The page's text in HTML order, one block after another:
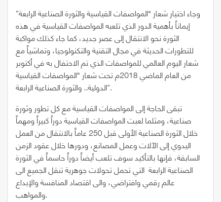
وجاء اختيار شعار “المواصفات القياسية والثورة الصناعية الرابعة”
إيماناً بأهمية الدور الذي تلعبه المواصفات القياسية في هذه
الثورة نحو الانتقال إلى عصر جديد، كما جاء كذلك مواكبة
للتطورات الحديثة في مجال التقنية والتكنولوجيا، وتماشياً مع
شعار اليوم العالمي للمواصفات الذي تم الاحتفال به في أكتوبر
من العام الماضي 2018م تحت شعار “المواصفات القياسية
الدولية.. والثورة الصناعية الرابعة”.
تبقى الحاجة إلى المواصفات القياسية مع كل تطور وثورة
صناعية، ومثلما لعبت المواصفات القياسية دوراً كبيراً ومهماً
خلال الثورة الصناعية الأولى قبل 250 عاماً بالانتقال من العمل
اليدوي إلى الآلات وعمل المصانع، ودورها خلال عقود الزمن
السابقة، فإنها بالتأكيد سوف تلعب أيضاً دوراً حاسماً في الثورة
الصناعية الرابعة التي تحمل تحولات جوهرية تنقل الجميع الى
عالم رقمي وافتراضي، والى اقتصاد المنافسة والإبداع
والمواهب.